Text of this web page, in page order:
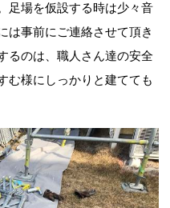
足場を仮設する時は少々音
は事前にご連絡させて頂き
るのは、職人さん達の安全
む様にしっかりと建てても